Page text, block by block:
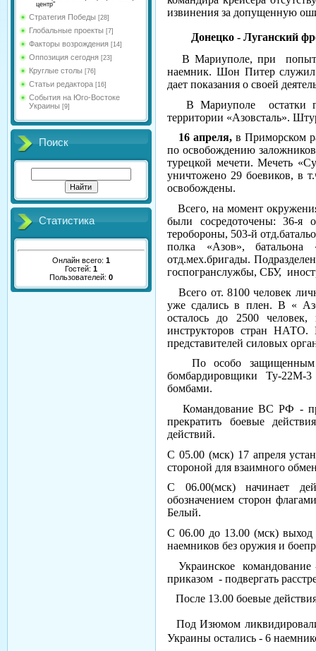
центр"
Стратегия Победы [28]
Глобальные проекты [7]
Факторы возрождения [14]
Оппозиция сегодня [23]
Круглые столы [76]
Статьи редактора [16]
События на Юго-Востоке
Украины [9]
Поиск
Статистика
Онлайн всего: 1
Гостей: 1
Пользователей: 0
извинения за допущенную
Донецко - Луганский
В Мариуполе, при
наемник. Шон Питер служил
дает показания о своей
В Мариуполе остатки
территории «Азовсталь».
16 апреля,в Приморском
по освобождению
турецкой мечети. Мечеть
уничтожено 29 боевиков, в
освобождены.
Всего, на момент
были сосредоточены: 36-я
теробороны, 503-й
полка «Азов», батальона
отд.мех.бригады.
госпогранслужбы, СБУ,
Всего от. 8100 человек
уже сдались в плен. В «
осталось до 2500
инструкторов стран
представителей силовых
По особо защищенным
бомбардировщики Ту-22М-
бомбами.
Командование ВС РФ -
прекратить боевые
действий.
С 05.00 (мск) 17 апреля
стороной для взаимного
С 06.00(мск) начинает
обозначением сторон
Белый.
С 06.00 до 13.00 (мск) выход
наемников без оружия и
Украинское командование
приказом - подвергать
После 13.00 боевые
Под Изюмом
Украины остались - 6